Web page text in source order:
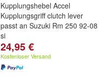
Kupplungshebel Accel
Kupplungsgriff clutch lever
passt an Suzuki Rm 250 92-08
si
24,95 €
Kostenloser Versand